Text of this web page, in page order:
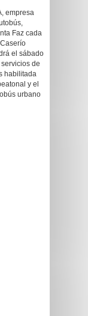
empresa
Faz cada
el sábado
de
habilitada
y el
urbano